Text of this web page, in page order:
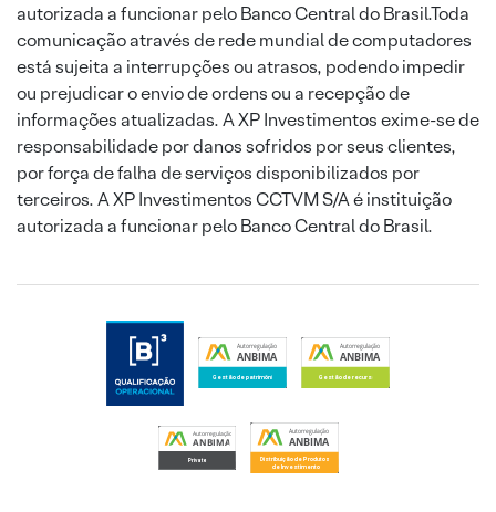
autorizada a funcionar pelo Banco Central do Brasil.Toda
comunicação através de rede mundial de computadores
está sujeita a interrupções ou atrasos, podendo impedir
ou prejudicar o envio de ordens ou a recepção de
informações atualizadas. A XP Investimentos exime-se de
responsabilidade por danos sofridos por seus clientes,
por força de falha de serviços disponibilizados por
terceiros. A XP Investimentos CCTVM S/A é instituição
autorizada a funcionar pelo Banco Central do Brasil.